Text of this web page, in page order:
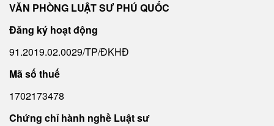
VĂN PHÒNG LUẬT SƯ PHÚ QUỐC
Đăng ký hoạt động
91.2019.02.0029/TP/ĐKHĐ
Mã số thuế
1702173478
Chứng chỉ hành nghề Luật sư